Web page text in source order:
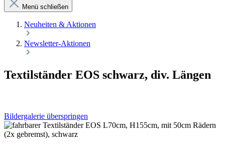
Menü schließen
Neuheiten & Aktionen
Newsletter-Aktionen
Textilständer EOS schwarz, div. Längen
Bildergalerie überspringen